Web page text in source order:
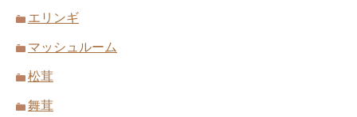
エリンギ
マッシュルーム
松茸
舞茸